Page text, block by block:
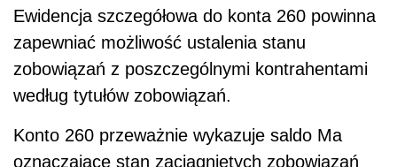
Ewidencja szczegółowa do konta 260 powinna
zapewniać możliwość ustalenia stanu
zobowiązań z poszczególnymi kontrahentami
według tytułów zobowiązań.
Konto 260 przeważnie wykazuje saldo Ma
oznaczające stan zaciągniętych zobowiązań